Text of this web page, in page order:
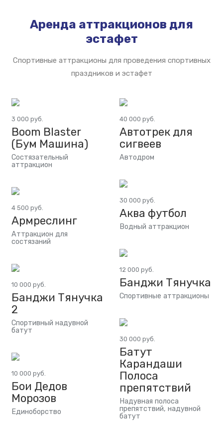
Аренда аттракционов для
эстафет
Спортивные аттракционы для проведения спортивных
праздников и эстафет
3 000 руб.
Boom Blaster
(Бум Машина)
Состязательный
аттракцион
40 000 руб.
Автотрек для
сигвеев
Автодром
30 000 руб.
Аква футбол
Водный аттракцион
4 500 руб.
Армреслинг
Аттракцион для
состязаний
12 000 руб.
Банджи Тянучка
Спортивные аттракционы
10 000 руб.
Банджи Тянучка
2
Спортивный надувной
батут
30 000 руб.
Батут
Карандаши
Полоса
препятствий
Надувная полоса
препятствий, надувной
батут
10 000 руб.
Бои Дедов
Морозов
Единоборство